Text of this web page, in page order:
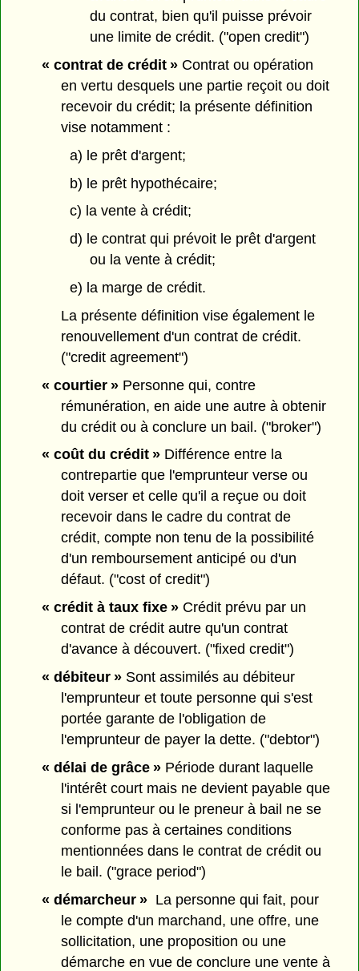
du contrat, bien qu'il puisse prévoir
une limite de crédit. ("open credit")
« contrat de crédit »Contrat ou opération
en vertu desquels une partie reçoit ou doit
recevoir du crédit; la présente définition
vise notamment :
a) le prêt d'argent;
b) le prêt hypothécaire;
c) la vente à crédit;
d) le contrat qui prévoit le prêt d'argent
ou la vente à crédit;
e) la marge de crédit.
La présente définition vise également le
renouvellement d'un contrat de crédit.
("credit agreement")
« courtier »Personne qui, contre
rémunération, en aide une autre à obtenir
du crédit ou à conclure un bail. ("broker")
« coût du crédit »Différence entre la
contrepartie que l'emprunteur verse ou
doit verser et celle qu'il a reçue ou doit
recevoir dans le cadre du contrat de
crédit, compte non tenu de la possibilité
d'un remboursement anticipé ou d'un
défaut. ("cost of credit")
« crédit à taux fixe »Crédit prévu par un
contrat de crédit autre qu'un contrat
d'avance à découvert. ("fixed credit")
« débiteur »Sont assimilés au débiteur
l'emprunteur et toute personne qui s'est
portée garante de l'obligation de
l'emprunteur de payer la dette. ("debtor")
« délai de grâce »Période durant laquelle
l'intérêt court mais ne devient payable que
si l'emprunteur ou le preneur à bail ne se
conforme pas à certaines conditions
mentionnées dans le contrat de crédit ou
le bail. ("grace period")
« démarcheur »La personne qui fait, pour
le compte d'un marchand, une offre, une
sollicitation, une proposition ou une
démarche en vue de conclure une vente à